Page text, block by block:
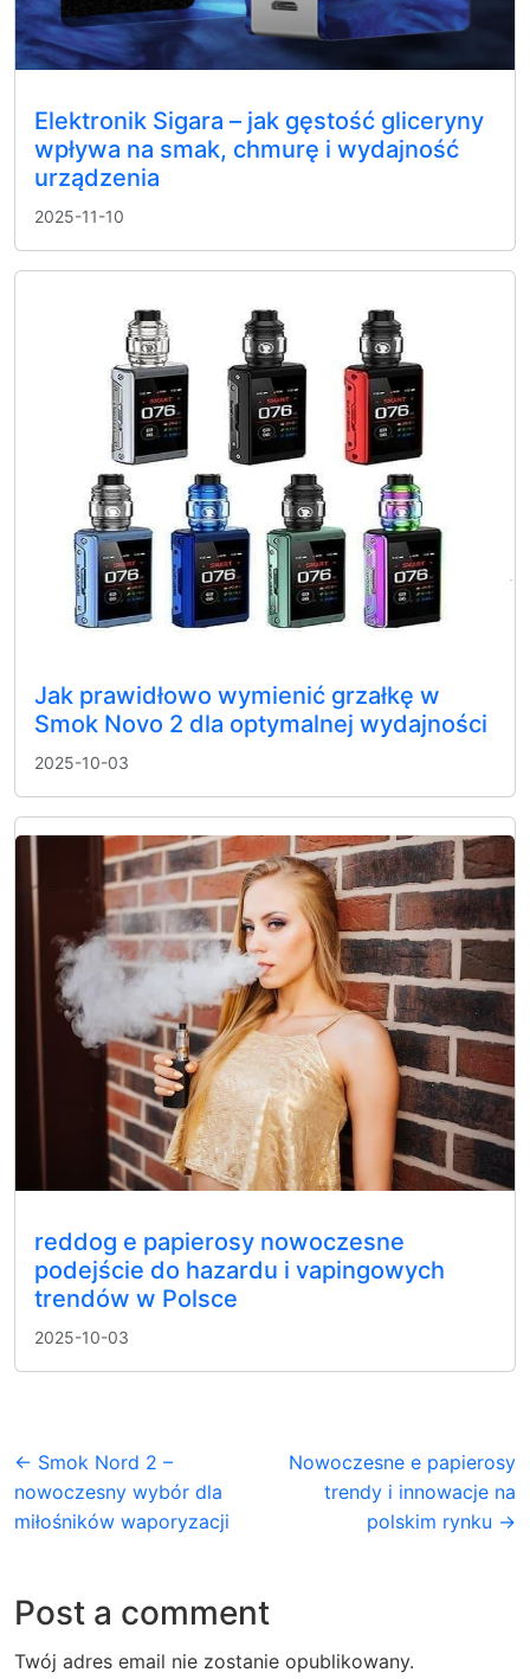
Elektronik Sigara – jak gęstość gliceryny
wpływa na smak, chmurę i wydajność
urządzenia
2025-11-10
Jak prawidłowo wymienić grzałkę w
Smok Novo 2 dla optymalnej wydajności
2025-10-03
reddog e papierosy nowoczesne
podejście do hazardu i vapingowych
trendów w Polsce
2025-10-03
← Smok Nord 2 –
nowoczesny wybór dla
miłośników waporyzacji
Nowoczesne e papierosy
trendy i innowacje na
polskim rynku →
Post a comment
Twój adres email nie zostanie opublikowany.